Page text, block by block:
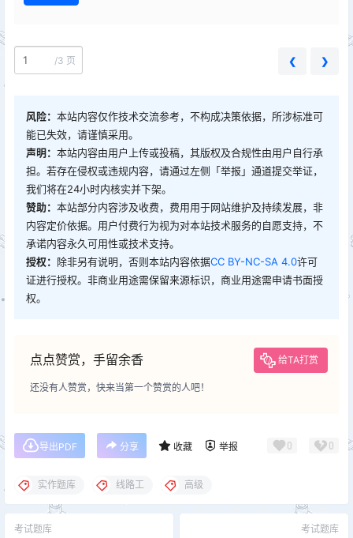
/3 页 ❮ ❯
风险： 本站内容仅作技术交流参考，不构成决策依据，所涉标准可
能已失效，请谨慎采用。
声明： 本站内容由用户上传或投稿，其版权及合规性由用户自行承
担。若存在侵权或违规内容，请通过左侧「举报」通道提交举证，
我们将在24小时内核实并下架。
赞助： 本站部分内容涉及收费，费用用于网站维护及持续发展，非
内容定价依据。用户付费行为视为对本站技术服务的自愿支持，不
承诺内容永久可用性或技术支持。
授权： 除非另有说明，否则本站内容依据CC BY-NC-SA 4.0许可
证进行授权。非商业用途需保留来源标识，商业用途需申请书面授
权。
点点赞赏，手留余香 给TA打赏
还没有人赞赏，快来当第一个赞赏的人吧！
导出PDF 分享 收藏 举报 0 0
实作题库 线路工 高级
考试题库 考试题库